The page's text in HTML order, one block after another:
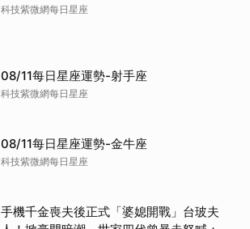
科技紫微網每日星座
08/11每日星座運勢-射手座
科技紫微網每日星座
08/11每日星座運勢-金牛座
科技紫微網每日星座
手機千金喪夫後正式「婆媳開戰」台玻夫